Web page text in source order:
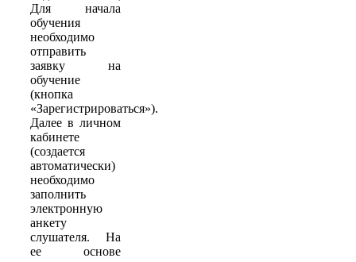
Для начала
обучения
необходимо
отправить
заявку на
обучение
(кнопка
«Зарегистрироваться»).
Далее в личном
кабинете
(создается
автоматически)
необходимо
заполнить
электронную
анкету
слушателя. На
ее основе